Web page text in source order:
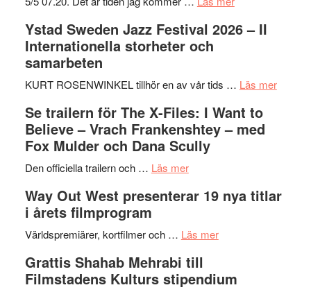
Håkan
Huskvarna
Park
–
kväll
Ystad Sweden Jazz Festival 2026 – II
Internationella storheter och
samarbeten
KURT ROSENWINKEL tillhör en av vår tids … Läs merom
II
Se trailern för The X-Files: I Want to
Believe – Vrach Frankenshtey – med
Fox Mulder och Dana Scully
Den officiella trailern och … Läs merom
trailern
The
Files:
I
Way Out West presenterar 19 nya titlar
i årets filmprogram
Världspremiärer, kortfilmer och … Läs merom
West
Grattis Shahab Mehrabi till
Filmstadens Kulturs stipendium